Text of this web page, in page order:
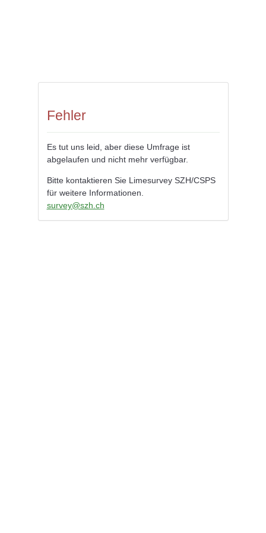
Fehler
Es tut uns leid, aber diese Umfrage ist
abgelaufen und nicht mehr verfügbar.
Bitte kontaktieren Sie Limesurvey SZH/CSPS
für weitere Informationen.
survey@szh.ch